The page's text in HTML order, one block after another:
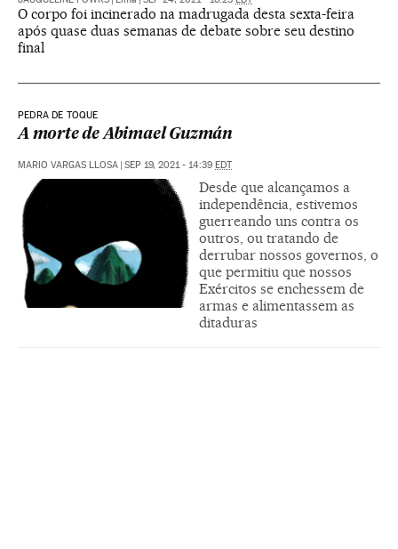
O corpo foi incinerado na madrugada desta sexta-feira
após quase duas semanas de debate sobre seu destino
final
PEDRA DE TOQUE
A morte de Abimael Guzmán
MARIO VARGAS LLOSA SEP 19, 2021 - 14:39 EDT
Desde que alcançamos a
independência, estivemos
guerreando uns contra os
outros, ou tratando de
derrubar nossos governos, o
que permitiu que nossos
Exércitos se enchessem de
armas e alimentassem as
ditaduras